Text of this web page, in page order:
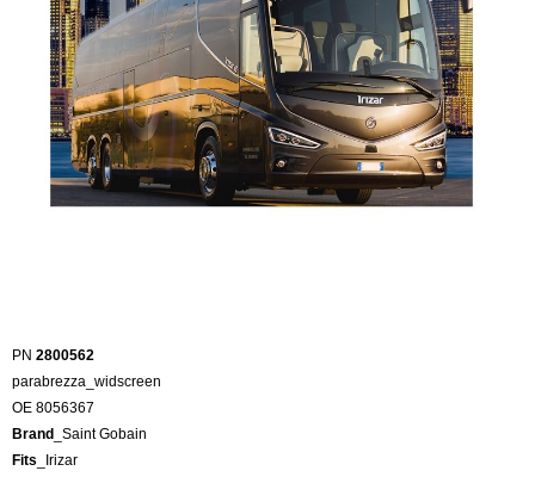
PN 2800562
parabrezza_widscreen
OE 8056367
Brand
_Saint Gobain
Fits _Irizar